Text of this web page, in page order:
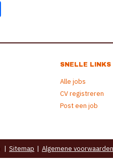
SNELLE LINKS
Alle jobs
CV registreren
Post een job
| Sitemap | Algemene voorwaarden